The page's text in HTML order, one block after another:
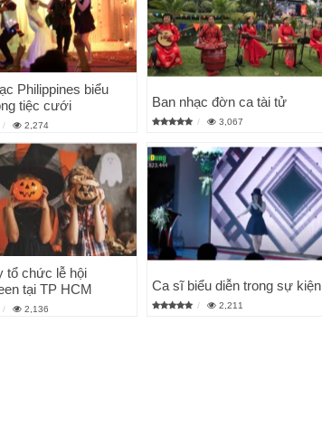
Philippines biểu
tiệc cưới
2,274
Ban nhạc đờn ca tài tử
3,067
tổ chức lễ hội
tại TP HCM
2,136
Ca sĩ biểu diễn trong sự kiện
2,211